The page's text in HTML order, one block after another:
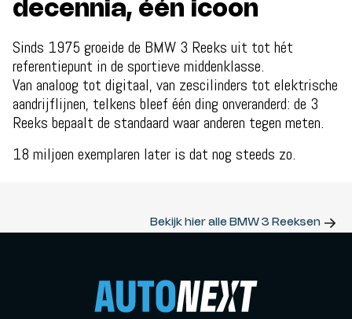
decennia, één icoon
Sinds 1975 groeide de BMW 3 Reeks uit tot hét
referentiepunt in de sportieve middenklasse.
Van analoog tot digitaal, van zescilinders tot elektrische
aandrijflijnen, telkens bleef één ding onveranderd: de 3
Reeks bepaalt de standaard waar anderen tegen meten.
18 miljoen exemplaren later is dat nog steeds zo.
Bekijk hier alle BMW 3 Reeksen